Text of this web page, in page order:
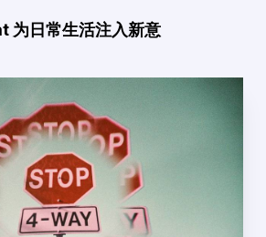
为日常生活注入新意